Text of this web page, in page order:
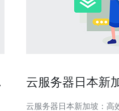
云服务器日本新
云服务器日本新加坡：高效、可靠